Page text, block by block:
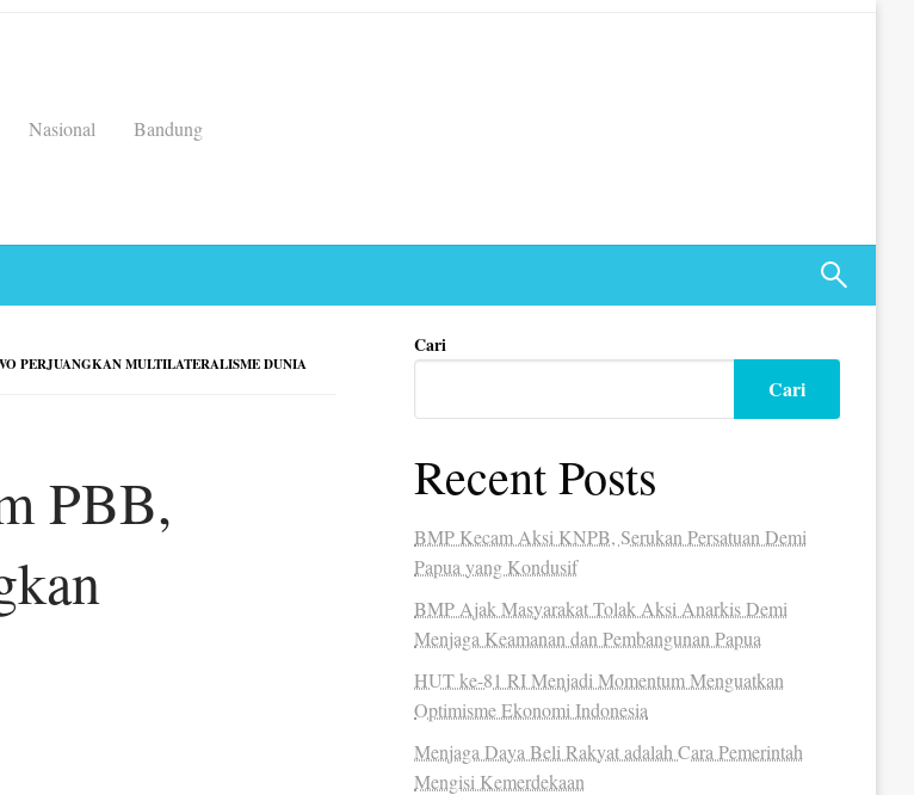
Nasional Bandung
PERJUANGKAN MULTILATERALISME DUNIA
PBB,
Cari
Cari
Recent Posts
BMP Kecam Aksi KNPB, Serukan Persatuan Demi
Papua yang Kondusif
BMP Ajak Masyarakat Tolak Aksi Anarkis Demi
Menjaga Keamanan dan Pembangunan Papua
HUT ke-81 RI Menjadi Momentum Menguatkan
Optimisme Ekonomi Indonesia
Menjaga Daya Beli Rakyat adalah Cara Pemerintah
Mengisi Kemerdekaan